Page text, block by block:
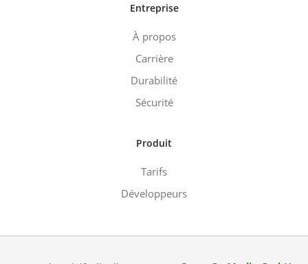
Entreprise
À propos
Carrière
Durabilité
Sécurité
Produit
Tarifs
Développeurs